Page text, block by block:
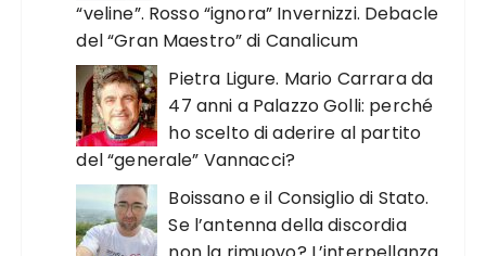
“veline”. Rosso “ignora” Invernizzi. Debacle
del “Gran Maestro” di Canalicum
Pietra Ligure. Mario Carrara da
47 anni a Palazzo Golli: perché
ho scelto di aderire al partito
del “generale” Vannacci?
Boissano e il Consiglio di Stato.
Se l’antenna della discordia